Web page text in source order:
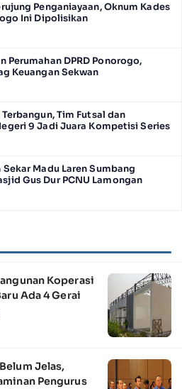
Penganiayaan, Oknum Kades
Ini Dipolisikan
Perumahan DPRD Ponorogo,
Keuangan Sekwan
Tim Futsal dan
9 Jadi Juara Kompetisi Series
Madu Laren Sumbang
Gus Dur PCNU Lamongan
Koperasi
Ada 4 Gerai
Jelas,
Pengurus